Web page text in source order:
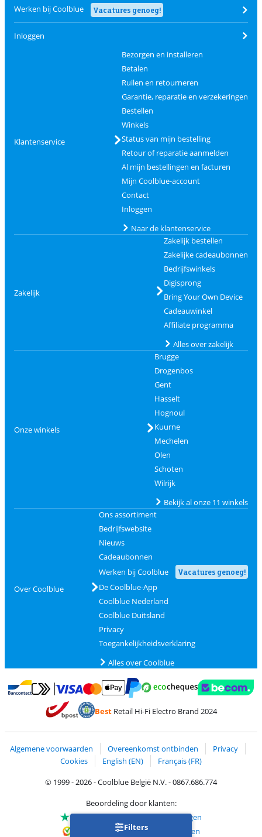
Filters
Werken bij Coolblue Vacatures genoeg!
Inloggen
Klantenservice
Bezorgen en installeren
Betalen
Ruilen en retourneren
Garantie, reparatie en verzekeringen
Bestellen
Winkels
Status van mijn bestelling
Retour of reparatie aanmelden
Al mijn bestellingen en facturen
Mijn Coolblue-account
Contact
Inloggen
Naar de klantenservice
Zakelijk
Zakelijk bestellen
Zakelijke cadeaubonnen
Bedrijfswinkels
Digisprong
Bring Your Own Device
Cadeauwinkel
Affiliate programma
Alles over zakelijk
Onze winkels
Brugge
Drogenbos
Gent
Hasselt
Hognoul
Kuurne
Mechelen
Olen
Schoten
Wilrijk
Bekijk al onze 11 winkels
Over Coolblue
Ons assortiment
Bedrijfswebsite
Nieuws
Cadeaubonnen
Werken bij Coolblue
Vacatures genoeg!
De Coolblue-App
Coolblue Nederland
Coolblue Duitsland
Privacy
Toegankelijkheidsverklaring
Alles over Coolblue
Betalen met Bancontact
Betalen met MasterCard en Visa via ClickToPay
Betalen met PayPal
BestRetail Hi-Fi Electro Brand 2024
Algemene voorwaarden Overeenkomst ontbinden
Privacy
Cookies
English (EN)
Français (FR)
© 1999 - 2026 - Coolblue België N.V. - 0867.686.774
Beoordeling door klanten:
Trustpilot 4/5-75.180 beoordelingen
Kiyoh 9.1/10-68.729 beoordelingen